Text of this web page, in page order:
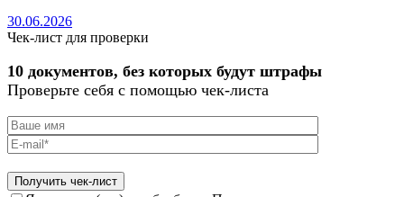
30.06.2026
Чек-лист для проверки
10 документов, без которых будут штрафы
Проверьте себя с помощью чек-листа